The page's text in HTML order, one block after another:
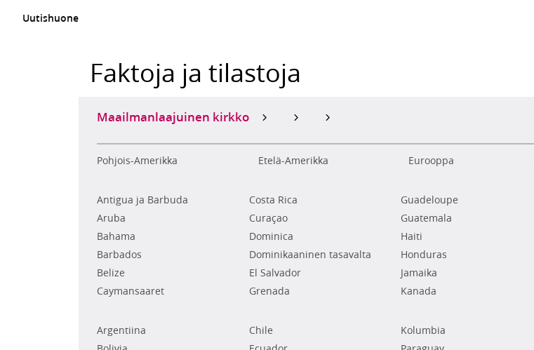
Uutishuone
Faktoja ja tilastoja
Maailmanlaajuinen kirkko
Pohjois-Amerikka Etelä-Amerikka Eurooppa
Antigua ja Barbuda
Aruba
Bahama
Barbados
Belize
Caymansaaret
Costa Rica
Curaçao
Dominica
Dominikaaninen tasavalta
El Salvador
Grenada
Guadeloupe
Guatemala
Haiti
Honduras
Jamaika
Kanada
Argentiina
Chile
Kolumbia